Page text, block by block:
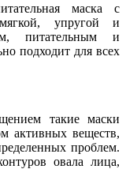
маска с
упругой и
питательным и
подходит для всех
такие маски
активных веществ,
проблем.
овала лица,